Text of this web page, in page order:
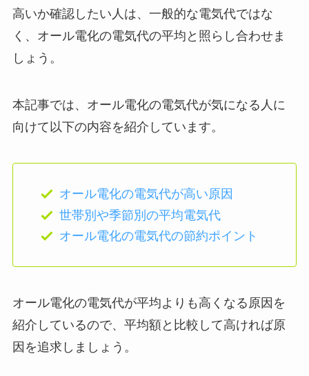
高いか確認したい人は、一般的な電気代ではな
く、オール電化の電気代の平均と照らし合わせま
しょう。
本記事では、オール電化の電気代が気になる人に
向けて以下の内容を紹介しています。
オール電化の電気代が高い原因
世帯別や季節別の平均電気代
オール電化の電気代の節約ポイント
オール電化の電気代が平均よりも高くなる原因を
紹介しているので、平均額と比較して高ければ原
因を追求しましょう。